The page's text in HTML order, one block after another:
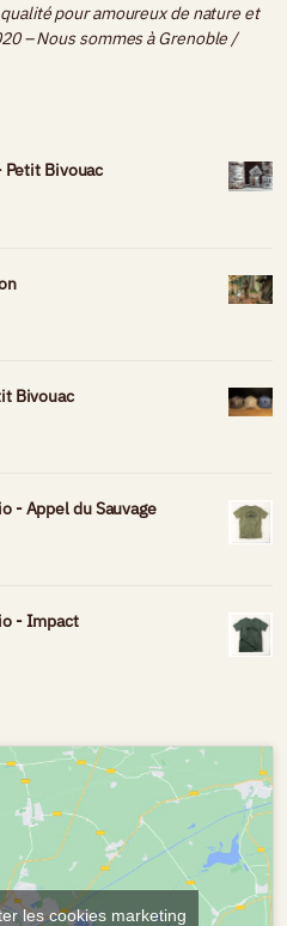
pour amoureux de nature et
– Nous sommes àGrenoble /
Petit Bivouac
Bivouac
- Appel du Sauvage
- Impact
les cookies marketing